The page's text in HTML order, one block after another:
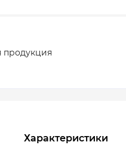
Характеристики